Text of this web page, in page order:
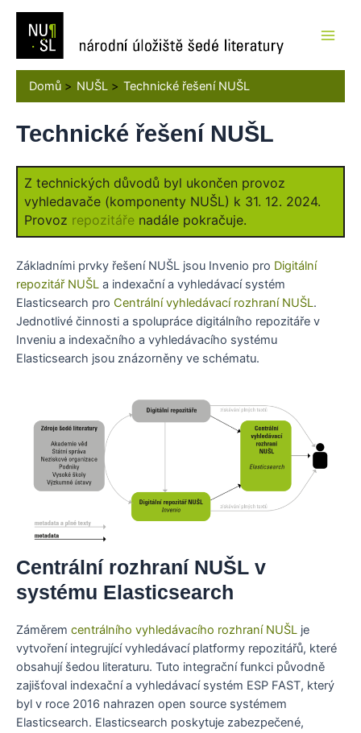
obsah
Domů NUŠL Technické řešení NUŠL
Technické řešení NUŠL
Z technických důvodů byl ukončen provoz
vyhledavače (komponenty NUŠL) k 31. 12. 2024.
Provoz repozitáře nadále pokračuje.
Základními prvky řešení NUŠL jsou Invenio pro Digitální
repozitář NUŠL a indexační a vyhledávací systém
Elasticsearch pro Centrální vyhledávací rozhraní NUŠL.
Jednotlivé činnosti a spolupráce digitálního repozitáře v
Inveniu a indexačního a vyhledávacího systému
Elasticsearch jsou znázorněny ve schématu.
Centrální rozhraní NUŠL v
systému Elasticsearch
Záměrem centrálního vyhledávacího rozhraní NUŠL je
vytvoření integrující vyhledávací platformy repozitářů, které
obsahují šedou literaturu. Tuto integrační funkci původně
zajišťoval indexační a vyhledávací systém ESP FAST, který
byl v roce 2016 nahrazen open source systémem
Elasticsearch. Elasticsearch poskytuje zabezpečené,